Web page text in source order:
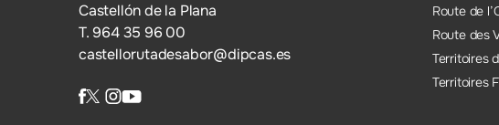
Castellón de la Plana
T. 964 35 96 00
castellorutadesabor@dipcas.es
Route de
Route des
Territoires
Territoires